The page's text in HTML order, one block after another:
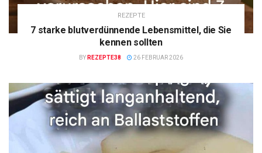
REZEPTE
7 starke blutverdünnende Lebensmittel, die Sie
kennen sollten
BY REZEPTE38 26 FEBRUAR 2026